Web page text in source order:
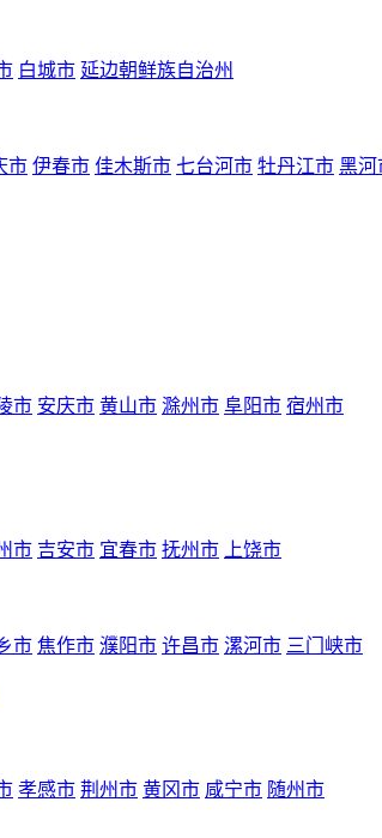
白城市 延边朝鲜族自治州
市 伊春市 佳木斯市 七台河市 牡丹江市 黑河
市 安庆市 黄山市 滁州市 阜阳市 宿州市
市 吉安市 宜春市 抚州市 上饶市
市 焦作市 濮阳市 许昌市 漯河市 三门峡市
孝感市 荆州市 黄冈市 咸宁市 随州市